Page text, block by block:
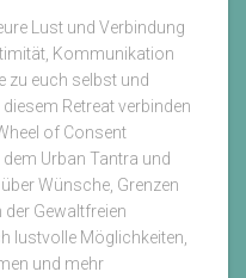
Lust und Verbindung
Kommunikation
zu euch selbst und
Retreat verbinden
of Consent
Urban Tantra und
Wünsche, Grenzen
Gewaltfreien
lustvolle Möglichkeiten,
und mehr